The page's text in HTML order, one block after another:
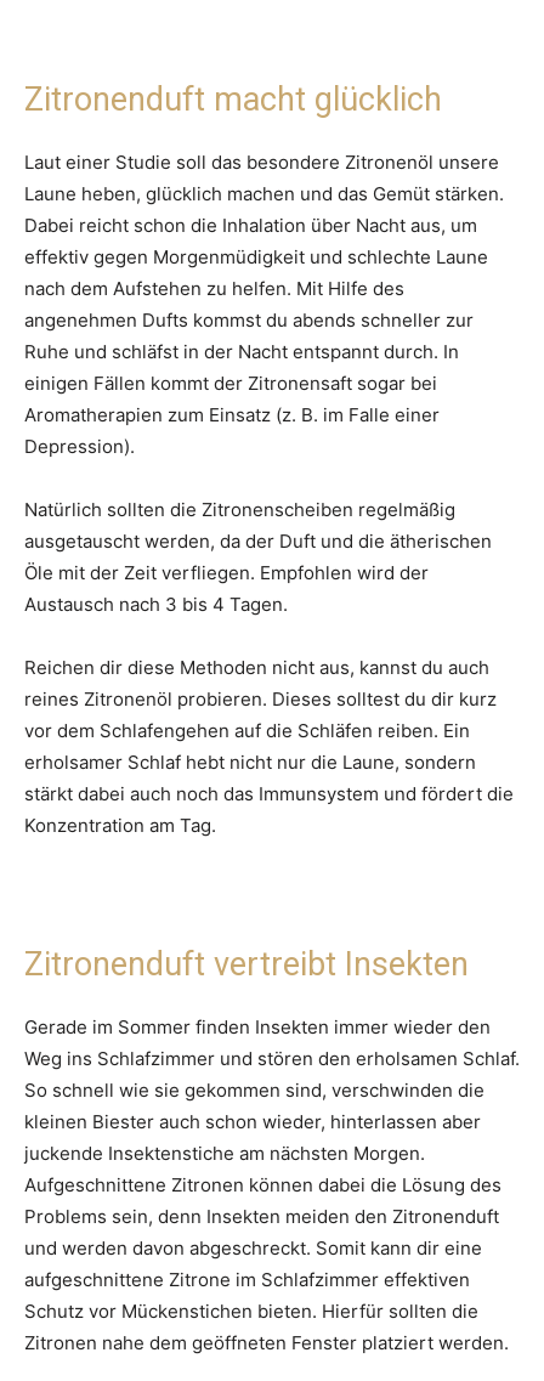
Zitronenduft macht glücklich
Laut einer Studie soll das besondere Zitronenöl unsere
Laune heben, glücklich machen und das Gemüt stärken.
Dabei reicht schon die Inhalation über Nacht aus, um
effektiv gegen Morgenmüdigkeit und schlechte Laune
nach dem Aufstehen zu helfen. Mit Hilfe des
angenehmen Dufts kommst du abends schneller zur
Ruhe und schläfst in der Nacht entspannt durch. In
einigen Fällen kommt der Zitronensaft sogar bei
Aromatherapien zum Einsatz (z. B. im Falle einer
Depression).
Natürlich sollten die Zitronenscheiben regelmäßig
ausgetauscht werden, da der Duft und die ätherischen
Öle mit der Zeit verfliegen. Empfohlen wird der
Austausch nach 3 bis 4 Tagen.
Reichen dir diese Methoden nicht aus, kannst du auch
reines Zitronenöl probieren. Dieses solltest du dir kurz
vor dem Schlafengehen auf die Schläfen reiben. Ein
erholsamer Schlaf hebt nicht nur die Laune, sondern
stärkt dabei auch noch das Immunsystem und fördert die
Konzentration am Tag.
Zitronenduft vertreibt Insekten
Gerade im Sommer finden Insekten immer wieder den
Weg ins Schlafzimmer und stören den erholsamen Schlaf.
So schnell wie sie gekommen sind, verschwinden die
kleinen Biester auch schon wieder, hinterlassen aber
juckende Insektenstiche am nächsten Morgen.
Aufgeschnittene Zitronen können dabei die Lösung des
Problems sein, denn Insekten meiden den Zitronenduft
und werden davon abgeschreckt. Somit kann dir eine
aufgeschnittene Zitrone im Schlafzimmer effektiven
Schutz vor Mückenstichen bieten. Hierfür sollten die
Zitronen nahe dem geöffneten Fenster platziert werden.